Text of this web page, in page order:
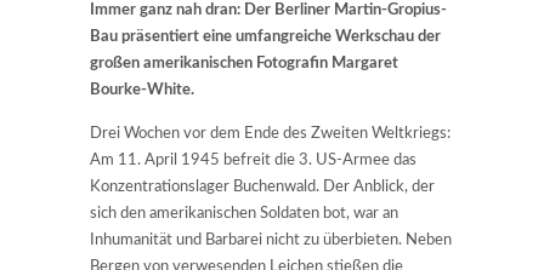
Immer ganz nah dran: Der Berliner Martin-Gropius-
Bau präsentiert eine umfangreiche Werkschau der
großen amerikanischen Fotografin Margaret
Bourke-White.
Drei Wochen vor dem Ende des Zweiten Weltkriegs:
Am 11. April 1945 befreit die 3. US-Armee das
Konzentrationslager Buchenwald. Der Anblick, der
sich den amerikanischen Soldaten bot, war an
Inhumanität und Barbarei nicht zu überbieten. Neben
Bergen von verwesenden Leichen stießen die